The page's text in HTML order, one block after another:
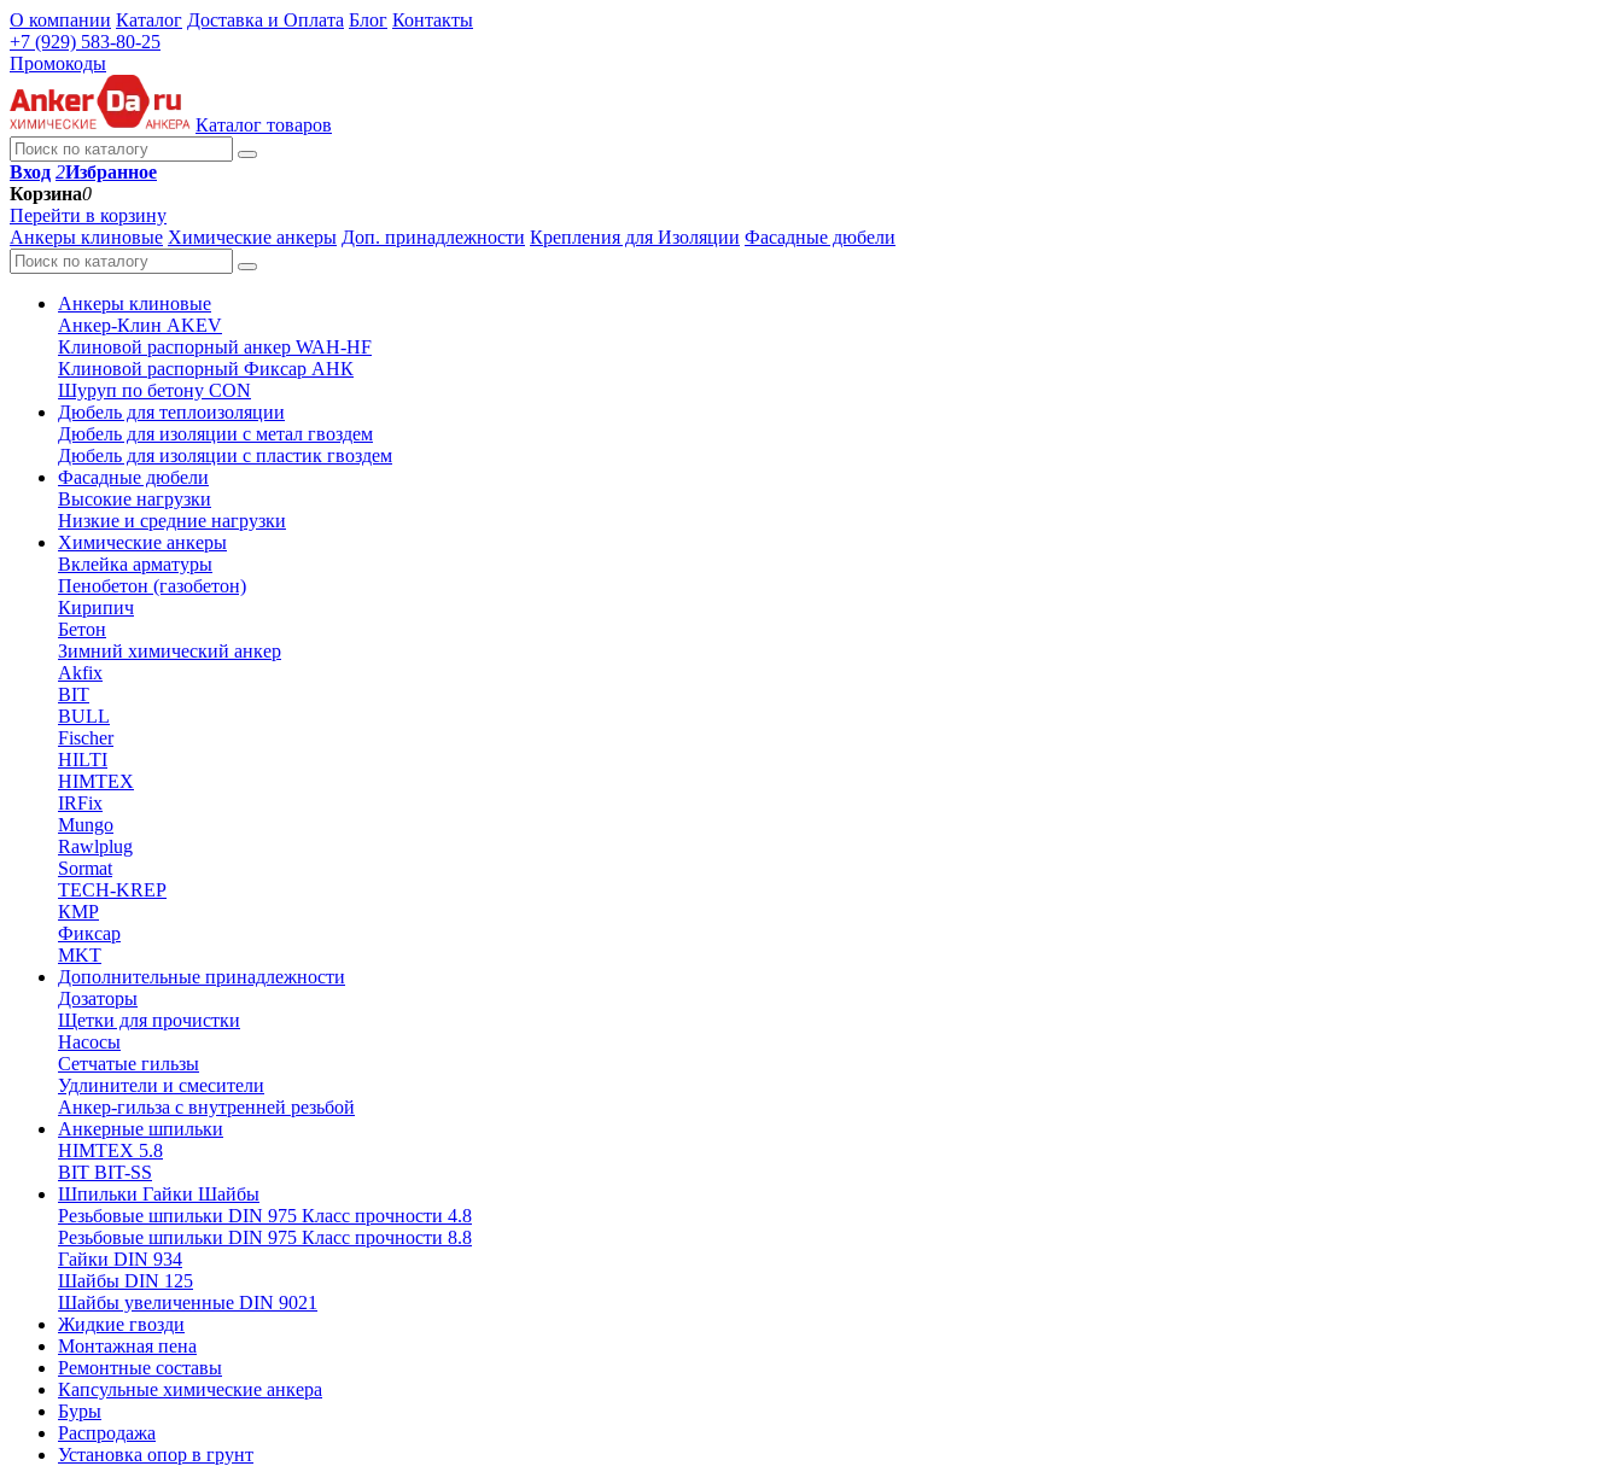
О компании Каталог Доставка и Оплата Блог Контакты
+7 (929) 583-80-25
Промокоды
Каталог товаров
Вход 2Избранное
Корзина0
Перейти в корзину
Анкеры клиновые Химические анкеры Доп. принадлежности Крепления для Изоляции Фасадные дюбели
Анкеры клиновые
Анкер-Клин AKEV
Клиновой распорный анкер WAH-HF
Клиновой распорный Фиксар АНК
Шуруп по бетону CON
Дюбель для теплоизоляции
Дюбель для изоляции с метал гвоздем
Дюбель для изоляции с пластик гвоздем
Фасадные дюбели
Высокие нагрузки
Низкие и средние нагрузки
Химические анкеры
Вклейка арматуры
Пенобетон (газобетон)
Кирипич
Бетон
Зимний химический анкер
Akfix
BIT
BULL
Fischer
HILTI
HIMTEX
IRFix
Mungo
Rawlplug
Sormat
TECH-KREP
КМР
Фиксар
MKT
Дополнительные принадлежности
Дозаторы
Щетки для прочистки
Насосы
Сетчатые гильзы
Удлинители и смесители
Анкер-гильза с внутренней резьбой
Анкерные шпильки
HIMTEX 5.8
BIT BIT-SS
Шпильки Гайки Шайбы
Резьбовые шпильки DIN 975 Класс прочности 4.8
Резьбовые шпильки DIN 975 Класс прочности 8.8
Гайки DIN 934
Шайбы DIN 125
Шайбы увеличенные DIN 9021
Жидкие гвозди
Монтажная пена
Ремонтные составы
Капсульные химические анкера
Буры
Распродажа
Установка опор в грунт